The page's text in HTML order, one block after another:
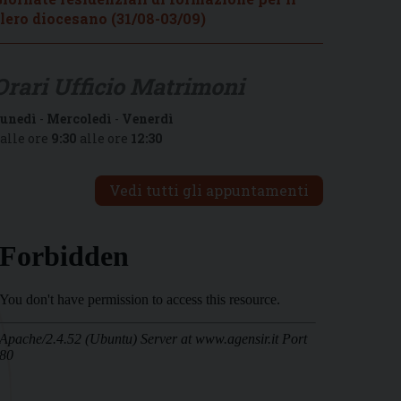
diocesano (31/08-03/09)
- Mercoledì - Venerdì
ore 9:30 alle ore 12:30
Vedi tutti gli appuntamenti